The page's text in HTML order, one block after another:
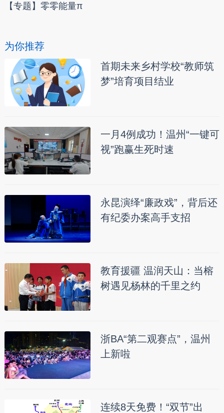
【专题】零零能量π
为你推荐
首期未来乡村学校“教师筑
梦”培育项目结业
一月4例成功！温州“一键可
视”跑赢生死时速
永昆演绎“廉政戏”，背后还
有纪委办案高手支招
教育援疆 温润天山：当榕
树遇见杨林的千里之约
浙BA“第二观赛点”，温州
上新啦
连续8天免费！“双节”出